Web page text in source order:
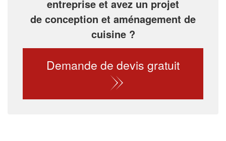
entreprise et avez un projet
de conception et aménagement de
cuisine ?
Demande de devis gratuit